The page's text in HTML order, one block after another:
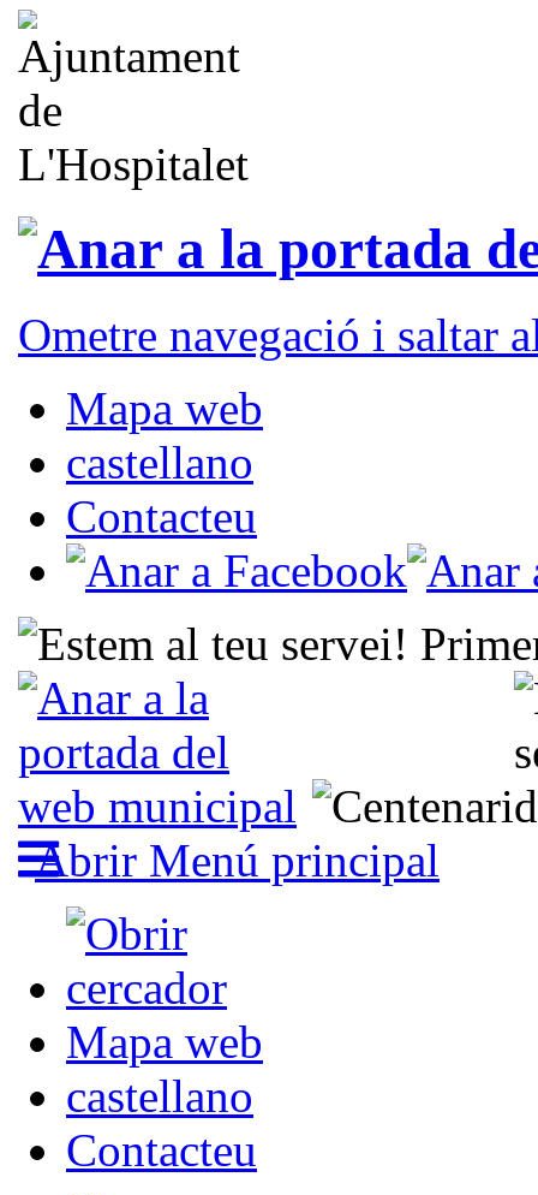
Ometre navegació i saltar
Mapa web
castellano
Contacteu
Abrir Menú principal
Mapa web
castellano
Contacteu